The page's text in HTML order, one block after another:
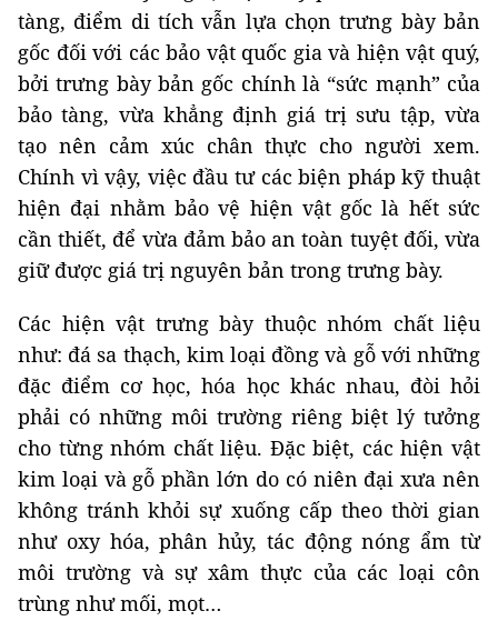
tàng, điểm di tích vẫn lựa chọn trưng bày bản
gốc đối với các bảo vật quốc gia và hiện vật quý,
bởi trưng bày bản gốc chính là “sức mạnh” của
bảo tàng, vừa khẳng định giá trị sưu tập, vừa
tạo nên cảm xúc chân thực cho người xem.
Chính vì vậy, việc đầu tư các biện pháp kỹ thuật
hiện đại nhằm bảo vệ hiện vật gốc là hết sức
cần thiết, để vừa đảm bảo an toàn tuyệt đối, vừa
giữ được giá trị nguyên bản trong trưng bày.
Các hiện vật trưng bày thuộc nhóm chất liệu
như: đá sa thạch, kim loại đồng và gỗ với những
đặc điểm cơ học, hóa học khác nhau, đòi hỏi
phải có những môi trường riêng biệt lý tưởng
cho từng nhóm chất liệu. Đặc biệt, các hiện vật
kim loại và gỗ phần lớn do có niên đại xưa nên
không tránh khỏi sự xuống cấp theo thời gian
như oxy hóa, phân hủy, tác động nóng ẩm từ
môi trường và sự xâm thực của các loại côn
trùng như mối, mọt…